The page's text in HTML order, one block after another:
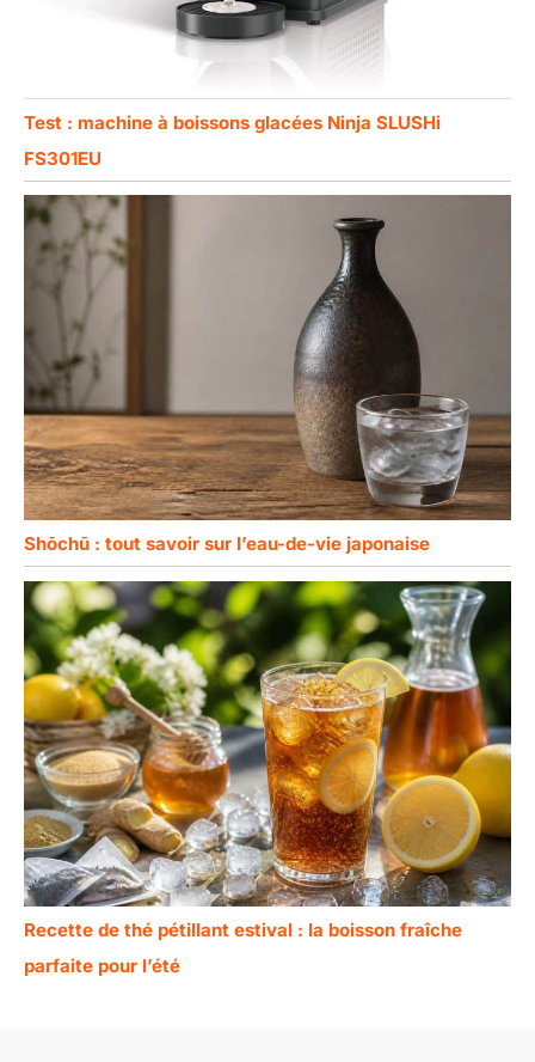
Test : machine à boissons glacées Ninja SLUSHi
FS301EU
Shōchū : tout savoir sur l’eau-de-vie japonaise
Recette de thé pétillant estival : la boisson fraîche
parfaite pour l’été